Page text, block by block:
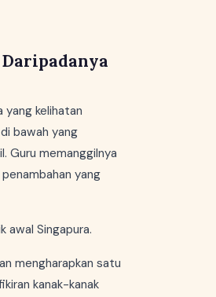
yang kelihatan
bawah yang
Guru memanggilnya
yang
awal Singapura.
mengharapkan satu
kanak-kanak